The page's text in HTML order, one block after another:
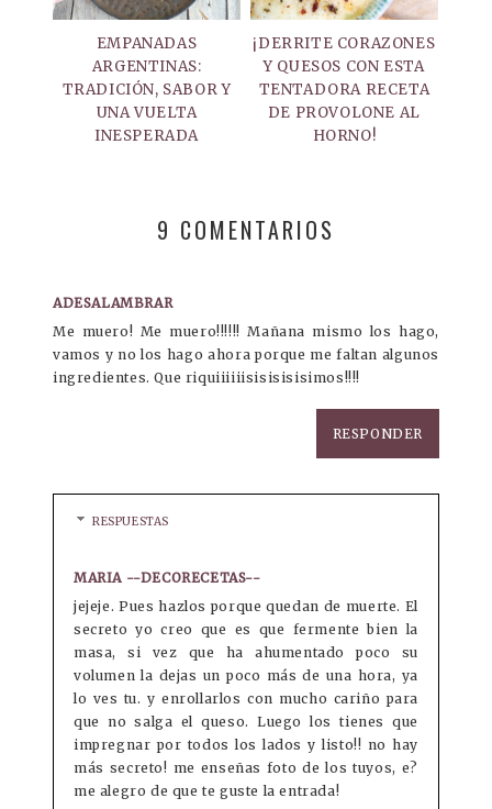
EMPANADAS
ARGENTINAS:
TRADICIÓN, SABOR Y
UNA VUELTA
INESPERADA
¡DERRITE CORAZONES
Y QUESOS CON ESTA
TENTADORA RECETA
DE PROVOLONE AL
HORNO!
9 COMENTARIOS
ADESALAMBRAR
Me muero! Me muero!!!!!! Mañana mismo los hago,
vamos y no los hago ahora porque me faltan algunos
ingredientes. Que riquiiiiiisisisisisimos!!!!
RESPONDER
RESPUESTAS
MARIA --DECORECETAS--
jejeje. Pues hazlos porque quedan de muerte. El
secreto yo creo que es que fermente bien la
masa, si vez que ha ahumentado poco su
volumen la dejas un poco más de una hora, ya
lo ves tu. y enrollarlos con mucho cariño para
que no salga el queso. Luego los tienes que
impregnar por todos los lados y listo!! no hay
más secreto! me enseñas foto de los tuyos, e?
me alegro de que te guste la entrada!